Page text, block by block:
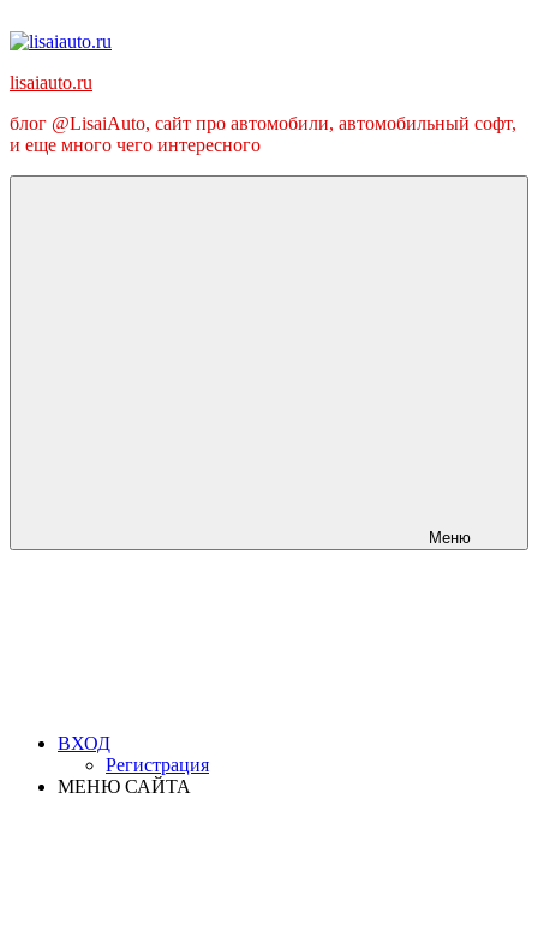
к
lisaiauto.ru
блог @LisaiAuto, сайт про автомобили, автомобильный софт,
и еще много чего интересного
Меню
ВХОД
Регистрация
МЕНЮ САЙТА